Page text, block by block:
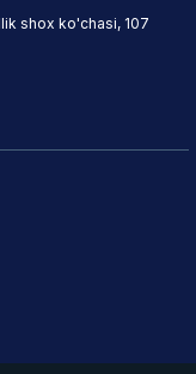
shox ko'chasi, 107